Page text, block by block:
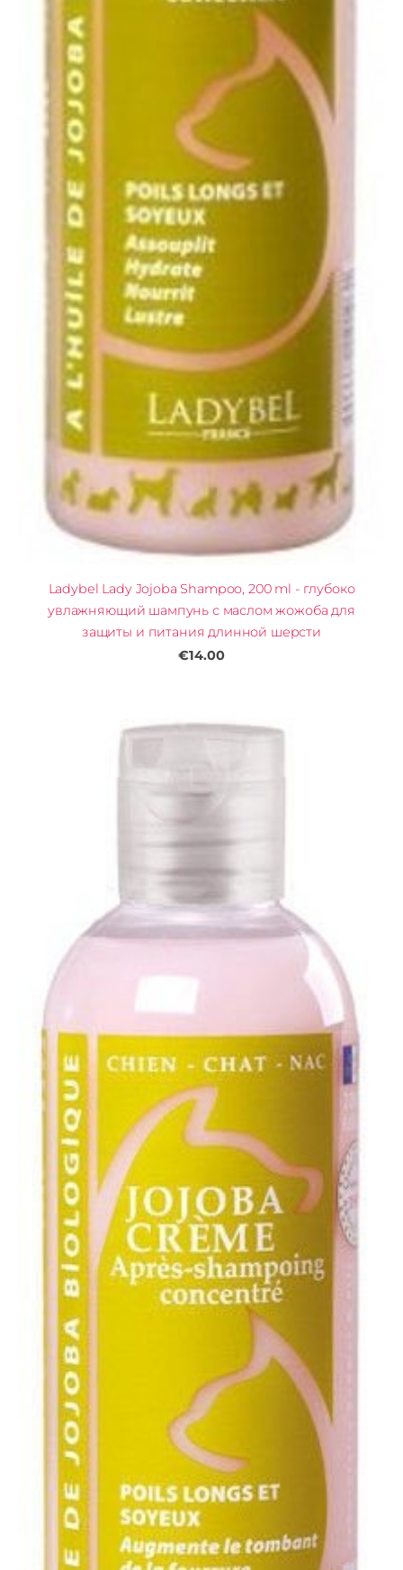
Ladybel Lady Jojoba Shampoo, 200 ml - глубоко
увлажняющий шампунь с маслом жожоба для
защиты и питания длинной шерсти
€14.00